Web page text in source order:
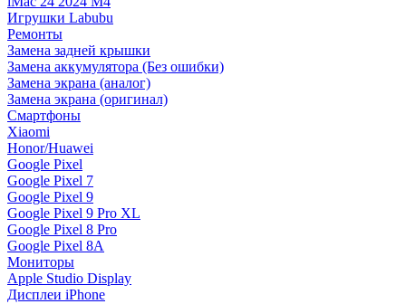
Игрушки Labubu
Ремонты
Замена задней крышки
Замена аккумулятора (Без ошибки)
Замена экрана (аналог)
Замена экрана (оригинал)
Смартфоны
Xiaomi
Honor/Huawei
Google Pixel
Google Pixel 7
Google Pixel 9
Google Pixel 9 Pro XL
Google Pixel 8 Pro
Google Pixel 8A
Мониторы
Apple Studio Display
Дисплеи iPhone